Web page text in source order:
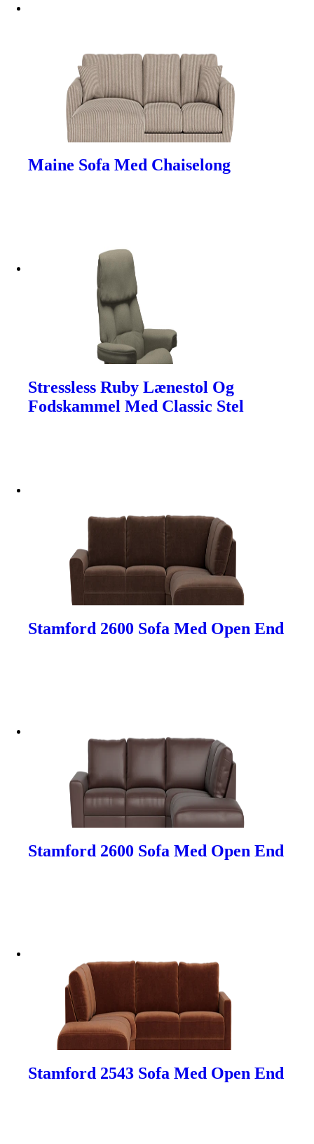
Maine Sofa Med Chaiselong
Stressless Ruby Lænestol Og
Fodskammel Med Classic Stel
Stamford 2600 Sofa Med Open End
Stamford 2600 Sofa Med Open End
Stamford 2543 Sofa Med Open End